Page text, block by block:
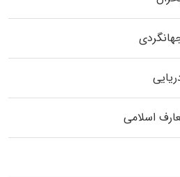
اسلامی